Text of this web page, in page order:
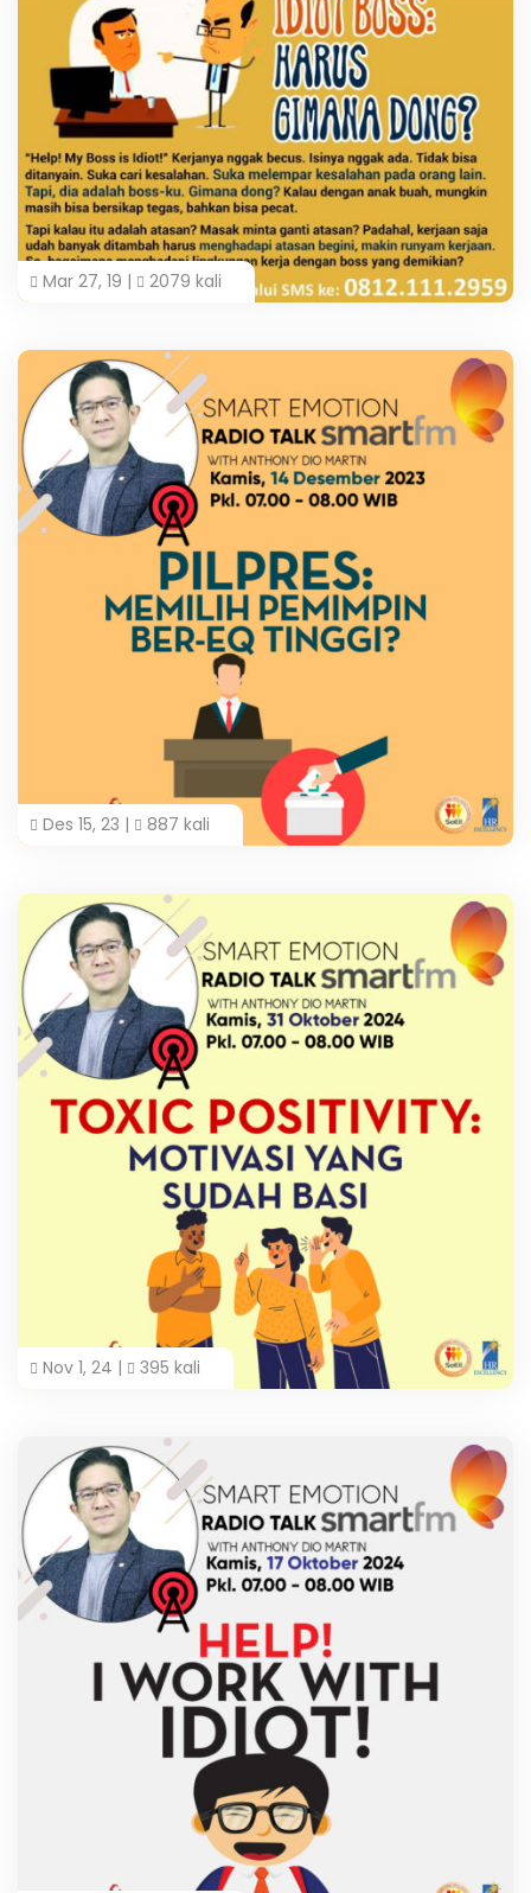
Mar 27, 19 | 2079 kali
Des 15, 23 | 887 kali
Nov 1, 24 | 395 kali